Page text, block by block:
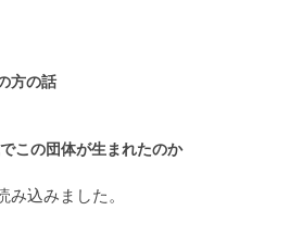
方の話
この団体が生まれたのか
込みました。